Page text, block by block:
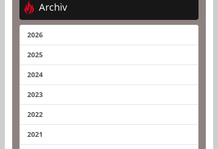
Archiv
2026
2025
2024
2023
2022
2021